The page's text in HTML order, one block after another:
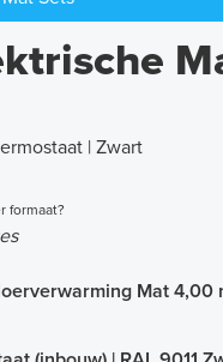
| Zwart
formaat?
Mat 4,00